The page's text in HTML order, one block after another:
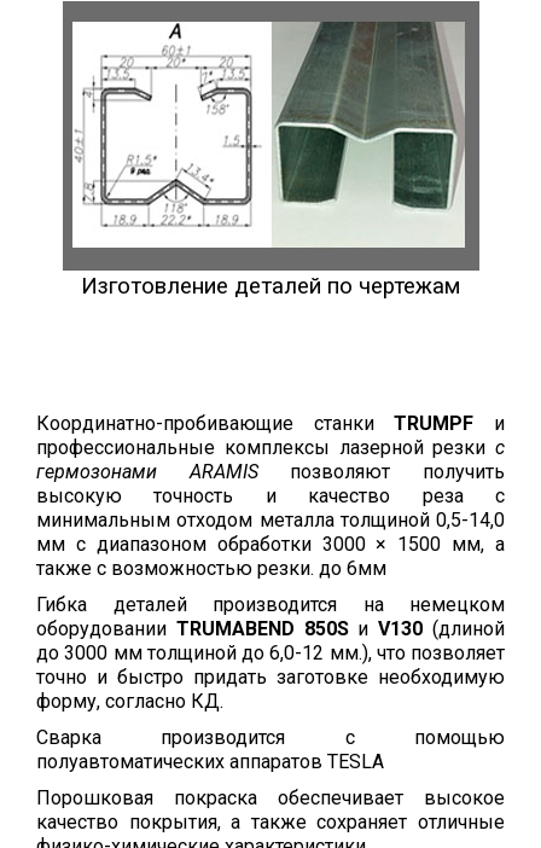
Изготовление деталей по чертежам
Координатно-пробивающие станкиTRUMPF и
профессиональные комплексы лазерной резки с
гермозонами ARAMIS позволяют получить
высокую точность и качество реза с
минимальным отходом металла толщиной 0,5-14,0
мм с диапазоном обработки 3000 × 1500 мм, а
также с возможностью резки. до 6мм
Гибка деталей производится на немецком
оборудовании TRUMABEND 850S иV130(длиной
до 3000 мм толщиной до 6,0-12 мм.), что позволяет
точно и быстро придать заготовке необходимую
форму, согласно КД.
Сварка производится с помощью
полуавтоматических аппаратов TESLA
Порошковая покраска обеспечивает высокое
качество покрытия, а также сохраняет отличные